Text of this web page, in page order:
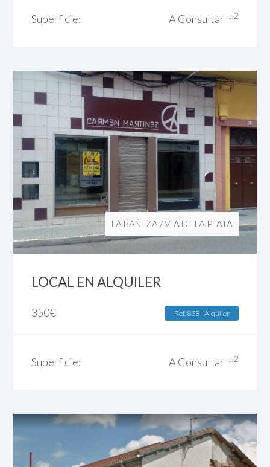
Superficie: A Consultar m2
LA BAÑEZA /VIA DE LA PLATA
LOCAL EN ALQUILER
350€ Ref. 838 - Alquiler
Superficie: A Consultar m2